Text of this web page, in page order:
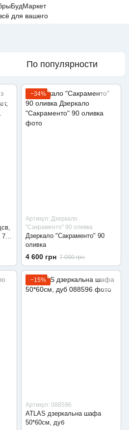
По популярности
70
−34%
Артикул: Дзеркало
"Сакраменто" 90 оливка
Дзеркало "Сакраменто" 90
оливка
4 600 грн 7 000 грн
−15%
Артикул: 088596
ATLAS дзеркальна шафа
50*60см, дуб